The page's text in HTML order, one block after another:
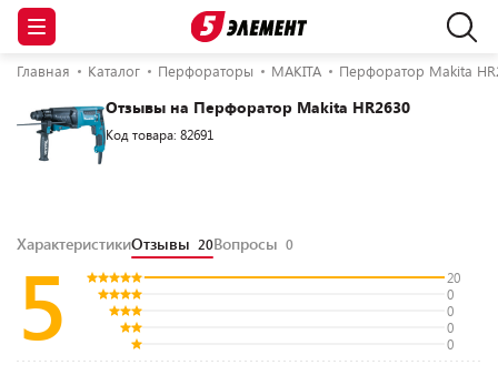
Главная Каталог Перфораторы MAKITA Перфоратор Makita
Отзывы на Перфоратор Makita HR2630
Код товара: 82691
ХарактеристикиОтзывы 20Вопросы 0
5
20
0
0
0
0